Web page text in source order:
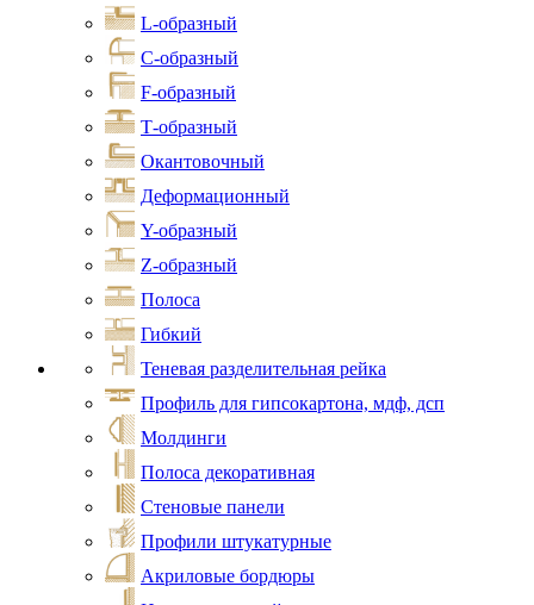
L-образный
С-образный
F-образный
Т-образный
Окантовочный
Деформационный
Y-образный
Z-образный
Полоса
Гибкий
Теневая разделительная рейка
Профиль для гипсокартона, мдф, дсп
Молдинги
Полоса декоративная
Стеновые панели
Профили штукатурные
Акриловые бордюры